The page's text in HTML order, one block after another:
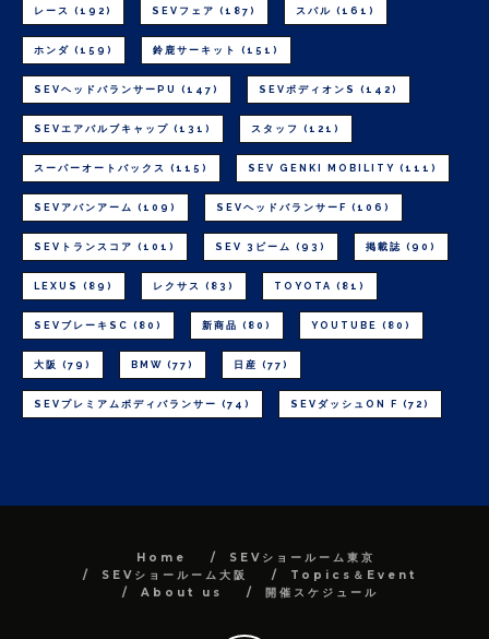
レース (192) SEVフェア (187) スバル (161)
ホンダ (159) 鈴鹿サーキット (151)
SEVヘッドバランサーPU (147) SEVボディオンS (142)
SEVエアバルブキャップ (131) スタッフ (121)
スーパーオートバックス (115) SEV GENKI MOBILITY (111)
SEVアバンアーム (109) SEVヘッドバランサーF (106)
SEVトランスコア (101) SEV 3ビーム (93) 掲載誌 (90)
LEXUS (89) レクサス (83) TOYOTA (81)
SEVブレーキSC (80) 新商品 (80) YOUTUBE (80)
大阪 (79) BMW (77) 日産 (77)
SEVプレミアムボディバランサー (74) SEVダッシュON F (72)
Home
SEVショールーム東京
SEVショールーム大阪
Topics＆Event
About us
開催スケジュール